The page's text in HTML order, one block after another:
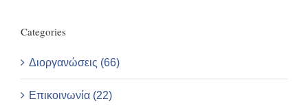
Categories
Διοργανώσεις (66)
Επικοινωνία (22)